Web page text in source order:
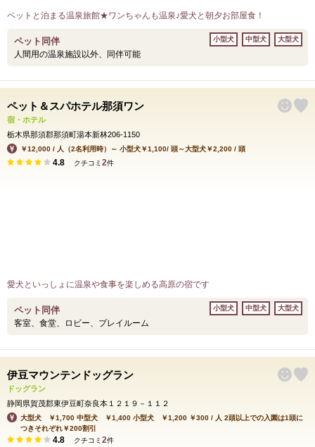
ペットと泊まる温泉旅館★ワンちゃんも温泉♪愛犬と朝夕お部屋食！
ペット同伴
人間用の温泉施設以外、同伴可能
小型犬 中型犬 大型犬
ペット＆スパホテル那須ワン
宿・ホテル
栃木県那須郡那須町湯本新林206-1150
￥12,000 / 人（2名利用時）～ 小型犬￥1,100/ 頭～大型犬￥2,200 / 頭
4.8 クチコミ 2件
愛犬といっしょに温泉や食事を楽しめる高原の宿です
ペット同伴
客室、食堂、ロビー、プレイルーム
小型犬 中型犬 大型犬
伊豆マウンテンドッグラン
ドッグラン
静岡県賀茂郡東伊豆町奈良本１２１９－１１２
大型犬 ￥1,700 中型犬 ￥1,400 小型犬 ￥1,200 ￥300 / 人 2頭以上での入園は1頭に
つきそれぞれ￥200割引
4.8 クチコミ 2件